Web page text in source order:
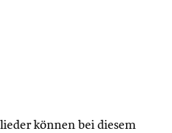
können bei diesem